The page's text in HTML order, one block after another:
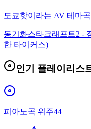
도쿄핫이라는 AV 테마곡
동기화스타크래프트2 -
한 타이커스)
인기 플레이리스
피아노곡 위주44